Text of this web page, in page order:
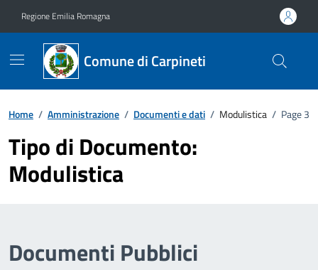
Regione Emilia Romagna
Comune di Carpineti
Home / Amministrazione / Documenti e dati / Modulistica / Page 3
Tipo di Documento:
Modulistica
Documenti Pubblici